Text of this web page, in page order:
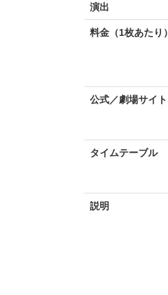
演出
料金（1枚あたり）
公式／劇場サイト
タイムテーブル
説明